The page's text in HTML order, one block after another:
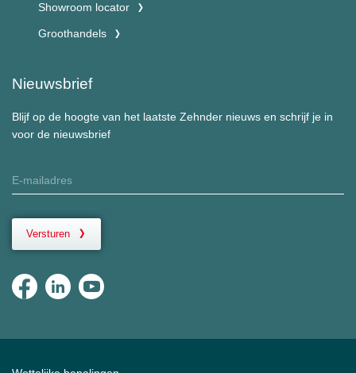
Showroom locator
Groothandels
Nieuwsbrief
Blijf op de hoogte van het laatste Zehnder nieuws en schrijf je in
voor de nieuwsbrief
Versturen